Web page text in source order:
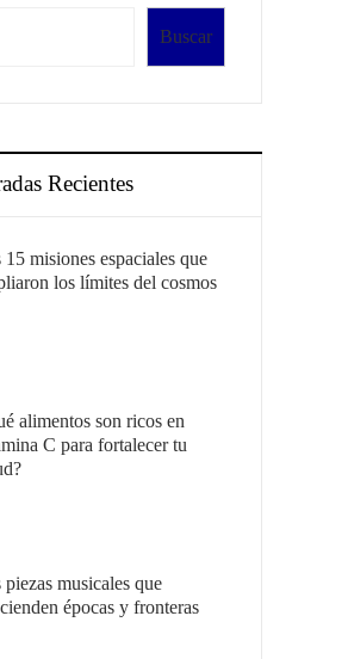
Buscar
Recientes
15 misiones espaciales que
los límites del cosmos
alimentos son ricos en
C para fortalecer tu
piezas musicales que
épocas y fronteras